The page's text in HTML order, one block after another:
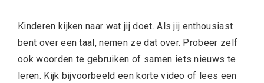
Kinderen kijken naar wat jij doet. Als jij enthousiast
bent over een taal, nemen ze dat over. Probeer zelf
ook woorden te gebruiken of samen iets nieuws te
leren. Kijk bijvoorbeeld een korte video of lees een